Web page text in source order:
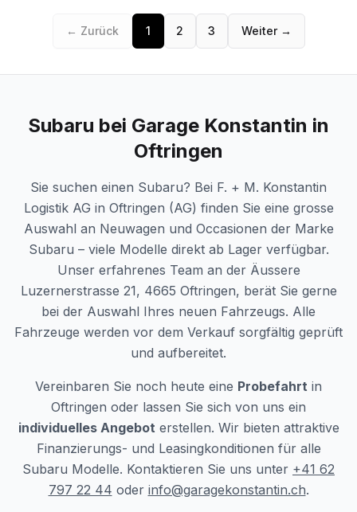
← Zurück 1 2 3 Weiter →
Subaru bei Garage Konstantin in
Oftringen
Sie suchen einen Subaru? Bei F. + M. Konstantin
Logistik AG in Oftringen (AG) finden Sie eine grosse
Auswahl an Neuwagen und Occasionen der Marke
Subaru – viele Modelle direkt ab Lager verfügbar.
Unser erfahrenes Team an der Äussere
Luzernerstrasse 21, 4665 Oftringen, berät Sie gerne
bei der Auswahl Ihres neuen Fahrzeugs. Alle
Fahrzeuge werden vor dem Verkauf sorgfältig geprüft
und aufbereitet.
Vereinbaren Sie noch heute eine Probefahrt in
Oftringen oder lassen Sie sich von uns ein
individuelles Angeboterstellen. Wir bieten attraktive
Finanzierungs- und Leasingkonditionen für alle
Subaru Modelle. Kontaktieren Sie uns unter +41 62
797 22 44 oder info@garagekonstantin.ch.